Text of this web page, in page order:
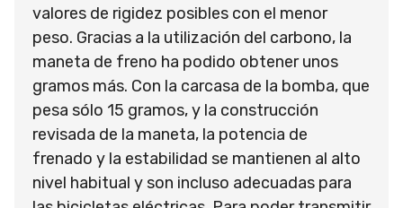
valores de rigidez posibles con el menor
peso. Gracias a la utilización del carbono, la
maneta de freno ha podido obtener unos
gramos más. Con la carcasa de la bomba, que
pesa sólo 15 gramos, y la construcción
revisada de la maneta, la potencia de
frenado y la estabilidad se mantienen al alto
nivel habitual y son incluso adecuadas para